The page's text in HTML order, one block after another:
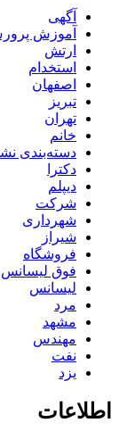
آگهی
آموزش
ارتش
استخدام
اصفهان
تبریز
تهران
خانم
دسته‌بندی
دکترا
دیپلم
شرکت
شهرداری
شیراز
فروشگاه
فوق لیسانس
لیسانس
مرد
مشهد
مهندس
نفت
یزد
اطلاعات